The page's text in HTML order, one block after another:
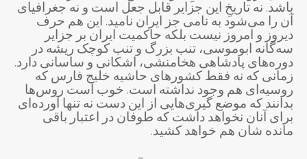
باشد. نه تاریخِ این جزایر قابل جعل است و نه جغرافیای
آن را می‌شود به نامی جز ایران نامید. این هم حرف
دیروز و امروز نیست بلکه حاکمیت ایران بر جزایر
سه‌گانه ابوموسی، تنب بزرگ و تنب کوچک ریشه در
دوره‌های پادشاهی هخامنشی، اشکانی و ساسانی دارد.
زمانی که نه فقط کشور‌های حاشیه خلیج فارس که
روسیه‌ای هم وجود نداشته است. خوب است روس‌ها
بدانند که موضع گیری‌هایی از این دست نه تنها آورده‌ای
برای آنان نخواهد داشت که طوفان در اعتبار باقی
مانده شان هم خواهد کشید.